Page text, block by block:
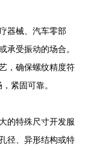
器械、汽车零部
承受振动的场合。
，确保螺纹精度符
紧固可靠。
的特殊尺寸开发服
径、异形结构或特